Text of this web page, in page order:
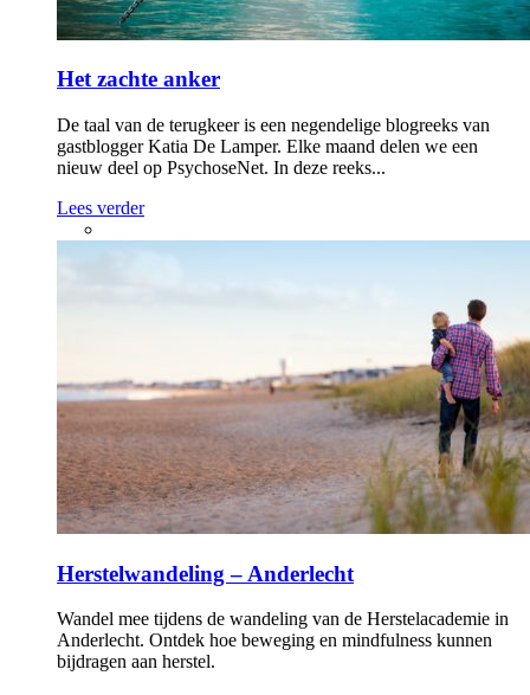
Het zachte anker
De taal van de terugkeer is een negendelige blogreeks van
gastblogger Katia De Lamper. Elke maand delen we een
nieuw deel op PsychoseNet. In deze reeks...
Lees verder
Herstelwandeling – Anderlecht
Wandel mee tijdens de wandeling van de Herstelacademie in
Anderlecht. Ontdek hoe beweging en mindfulness kunnen
bijdragen aan herstel.